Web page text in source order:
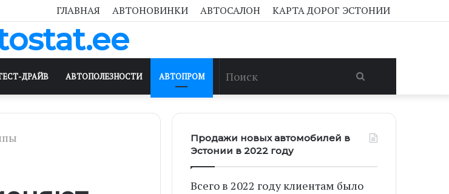
ГЛАВНАЯ АВТОНОВИНКИ АВТОСАЛОН КАРТА ДОРОГ ЭСТОНИИ
ДРАЙВ АВТОПОЛЕЗНОСТИ АВТОПРОМ Поиск
Продажи новых автомобилей в
Эстонии в 2022 году
Всего в 2022 году клиентам было